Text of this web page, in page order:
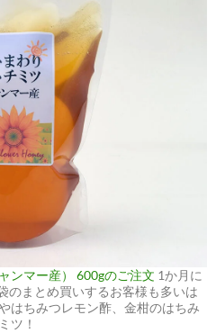
ンマー産） 600gのご注文 1か月に
のまとめ買いするお客様も多いは
はちみつレモン酢、金柑のはちみ
ツ！